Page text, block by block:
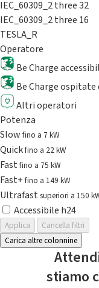
IEC_60309_2 three 32
IEC_60309_2 three 16
TESLA_R
Operatore
Be Charge
Be Charge
Altri operatori
Potenza
Slowfino a 7 kW
Quickfino a 22 kW
Fastfino a 75 kW
Fast+fino a 149 kW
Ultrafast superiori a 150
Accessibile h24
Applica
Cancella filtri
Carica altre colonnine
stiamo